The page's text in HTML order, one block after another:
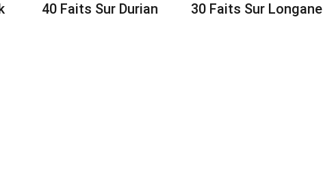
40 Faits Sur Durian 30 Faits Sur Longane